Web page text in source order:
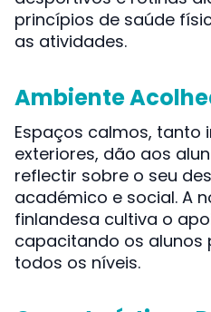
princípios de saúde
as atividades.
Ambiente
Espaços calmos, tanto
exteriores, dão aos
reflectir sobre o seu
académico e social. A
finlandesa cultiva o
capacitando os alunos
todos os níveis.